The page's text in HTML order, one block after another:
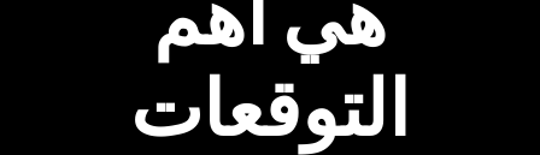
التوقعات